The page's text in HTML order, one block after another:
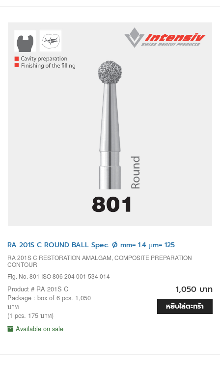
RA 201S C ROUND BALL Spec. Ø mm= 1.4 µm= 125
RA 201S C RESTORATION AMALGAM, COMPOSITE PREPARATION
CONTOUR
Fig. No. 801 ISO 806 204 001 534 014
Product # RA 201S C
Package : box of 6 pcs. 1,050
บาท
(1 pcs. 175 บาท)
Available on sale
1,050 บาท
หยิบใส่ตะกร้า